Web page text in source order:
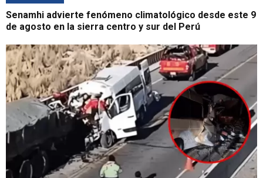
Senamhi advierte fenómeno climatológico desde este 9
de agosto en la sierra centro y sur del Perú